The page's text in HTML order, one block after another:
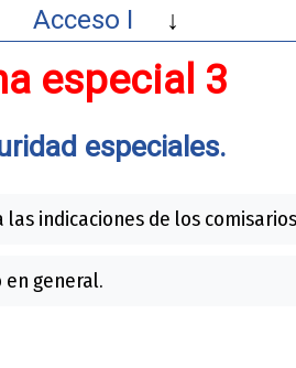
Acceso I ↓
especial 3
especiales.
indicaciones de los
general.